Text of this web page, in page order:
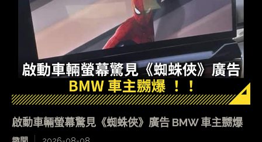
啟動車輛螢幕驚見《蜘蛛俠》廣告 BMW 車主嬲爆